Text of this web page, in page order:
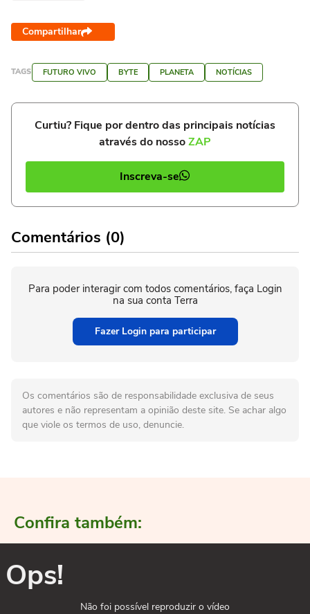
Compartilhar
TAGS FUTURO VIVO BYTE PLANETA NOTÍCIAS
Curtiu? Fique por dentro das principais notícias
através do nossoZAP
Inscreva-se
Comentários (0)
Para poder interagir com todos comentários, faça Login
na sua conta Terra
Fazer Login para participar
Os comentários são de responsabilidade exclusiva de seus
autores e não representam a opinião deste site. Se achar algo
que viole os termos de uso, denuncie.
Confira também:
Ops!
Não foi possível reproduzir o vídeo